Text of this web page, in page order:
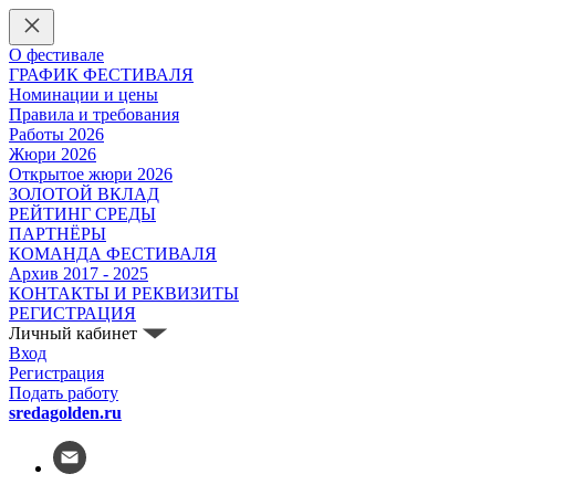
О фестивале
ГРАФИК ФЕСТИВАЛЯ
Номинации и цены
Правила и требования
Работы 2026
Жюри 2026
Открытое жюри 2026
ЗОЛОТОЙ ВКЛАД
РЕЙТИНГ СРЕДЫ
ПАРТНЁРЫ
КОМАНДА ФЕСТИВАЛЯ
Архив 2017 - 2025
КОНТАКТЫ И РЕКВИЗИТЫ
РЕГИСТРАЦИЯ
Личный кабинет
Вход
Регистрация
Подать работу
sredagolden.ru